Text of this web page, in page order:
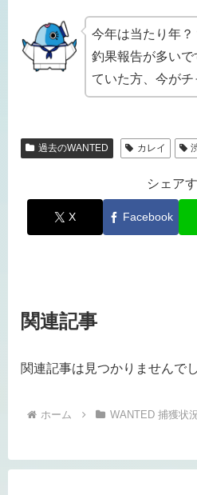
今年は当たり年
釣果報告が多い
ていた方、今がチ
過去のWANTED カレイ
シェア
X Facebook
関連記事
関連記事は見つかりませんでし
ホーム WANTED 捕獲状況